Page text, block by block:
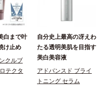
白まで叶
け止め
クルブ
テクタ
自分史上最高の冴えわ
たる透明美肌を目指す
美白美容液
アドバンスド ブライ
トニング セラム